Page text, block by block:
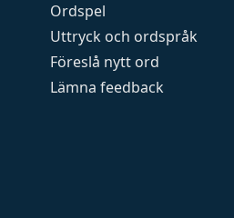
Ordspel
Uttryck och ordspråk
Föreslå nytt ord
Lämna feedback